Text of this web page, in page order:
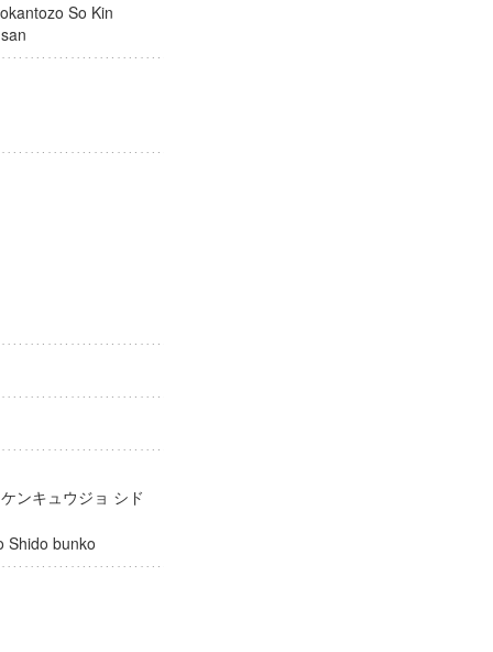
So Kin
san
ンキュウジョ シド
Shido bunko